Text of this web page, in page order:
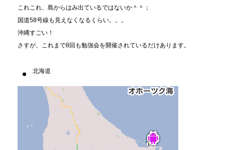
これこれ、島からはみ出ているではないか＾＾；
国道58号線も見えなくなるくらい。。。
沖縄すごい！
さすが、これまで8回も勉強会を開催されているだけあります。
北海道